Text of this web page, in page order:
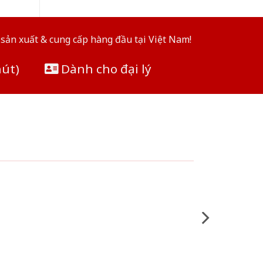
xuất & cung cấp hàng đầu tại Việt Nam!
Dành cho đại lý